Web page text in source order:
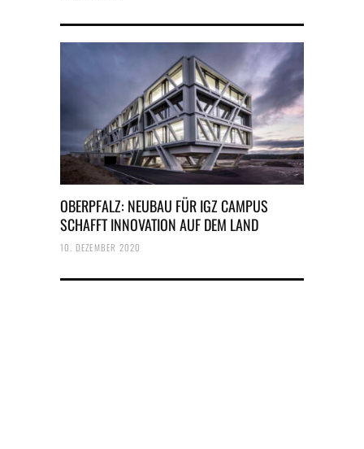
OBERPFALZ: NEUBAU FÜR IGZ CAMPUS
SCHAFFT INNOVATION AUF DEM LAND
10. DEZEMBER 2020